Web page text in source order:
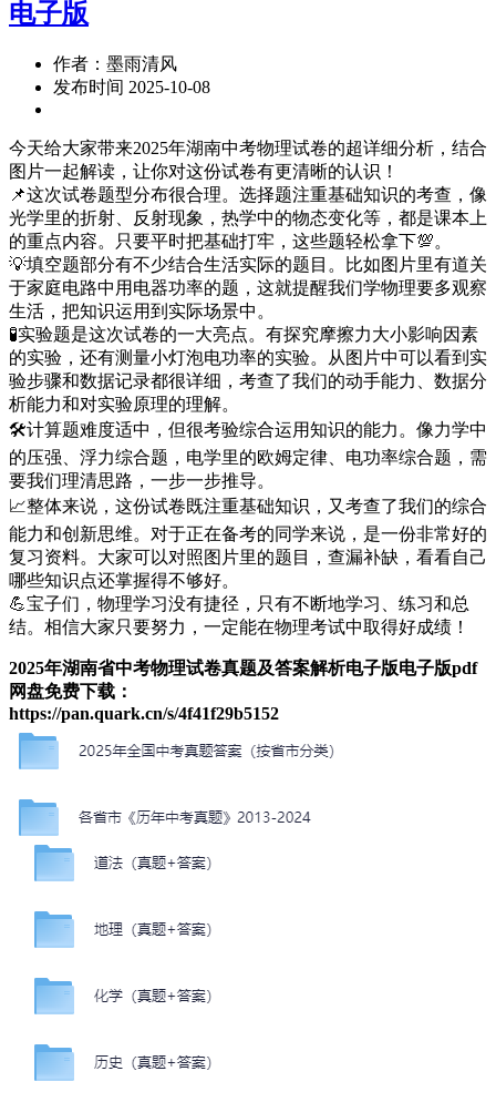
电子版
作者：墨雨清风
发布时间 2025-10-08
今天给大家带来2025年湖南中考物理试卷的超详细分析，结合
图片一起解读，让你对这份试卷有更清晰的认识！
📌这次试卷题型分布很合理。选择题注重基础知识的考查，像
光学里的折射、反射现象，热学中的物态变化等，都是课本上
的重点内容。只要平时把基础打牢，这些题轻松拿下💯。
💡填空题部分有不少结合生活实际的题目。比如图片里有道关
于家庭电路中用电器功率的题，这就提醒我们学物理要多观察
生活，把知识运用到实际场景中。
🧪实验题是这次试卷的一大亮点。有探究摩擦力大小影响因素
的实验，还有测量小灯泡电功率的实验。从图片中可以看到实
验步骤和数据记录都很详细，考查了我们的动手能力、数据分
析能力和对实验原理的理解。
🛠️计算题难度适中，但很考验综合运用知识的能力。像力学中
的压强、浮力综合题，电学里的欧姆定律、电功率综合题，需
要我们理清思路，一步一步推导。
📈整体来说，这份试卷既注重基础知识，又考查了我们的综合
能力和创新思维。对于正在备考的同学来说，是一份非常好的
复习资料。大家可以对照图片里的题目，查漏补缺，看看自己
哪些知识点还掌握得不够好。
💪宝子们，物理学习没有捷径，只有不断地学习、练习和总
结。相信大家只要努力，一定能在物理考试中取得好成绩！
2025年湖南省中考物理试卷真题及答案解析电子版电子版pdf
网盘免费下载：
https://pan.quark.cn/s/4f41f29b5152